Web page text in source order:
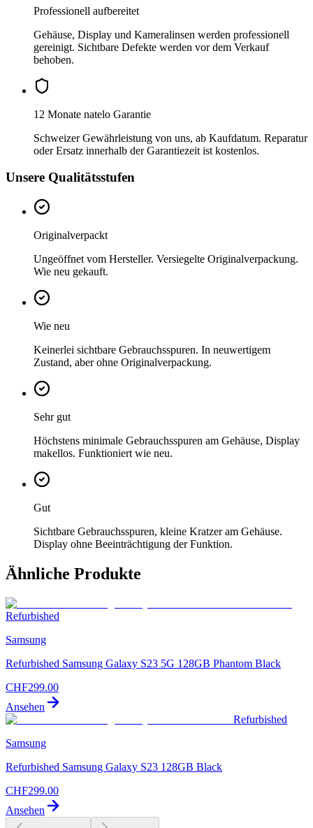
Professionell aufbereitet
Gehäuse, Display und Kameralinsen werden professionell
gereinigt. Sichtbare Defekte werden vor dem Verkauf
behoben.
12 Monate natelo Garantie
Schweizer Gewährleistung von uns, ab Kaufdatum. Reparatur
oder Ersatz innerhalb der Garantiezeit ist kostenlos.
Unsere Qualitätsstufen
Originalverpackt
Ungeöffnet vom Hersteller. Versiegelte Originalverpackung.
Wie neu gekauft.
Wie neu
Keinerlei sichtbare Gebrauchsspuren. In neuwertigem
Zustand, aber ohne Originalverpackung.
Sehr gut
Höchstens minimale Gebrauchsspuren am Gehäuse, Display
makellos. Funktioniert wie neu.
Gut
Sichtbare Gebrauchsspuren, kleine Kratzer am Gehäuse.
Display ohne Beeinträchtigung der Funktion.
Ähnliche Produkte
Refurbished
Samsung
Refurbished Samsung Galaxy S23 5G 128GB Phantom Black
CHF299.00
Ansehen
Refurbished
Samsung
Refurbished Samsung Galaxy S23 128GB Black
CHF299.00
Ansehen